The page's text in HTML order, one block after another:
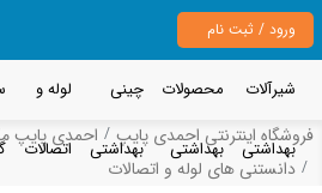
/ ثبت نام
محصولات
بهداشتی
چینی
بهداشتی
لوله و
اتصالات
اینترنتی احمدی پایپ
احمدی پایپ مگ
های لوله و اتصالات